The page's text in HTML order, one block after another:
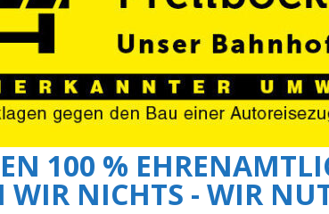
100 %
WIR NICHTS - WIR